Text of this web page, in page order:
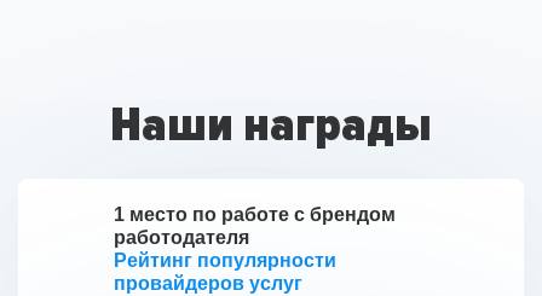
Наши награды
1 место по работе с брендом
работодателя
Рейтинг популярности
провайдеров услуг